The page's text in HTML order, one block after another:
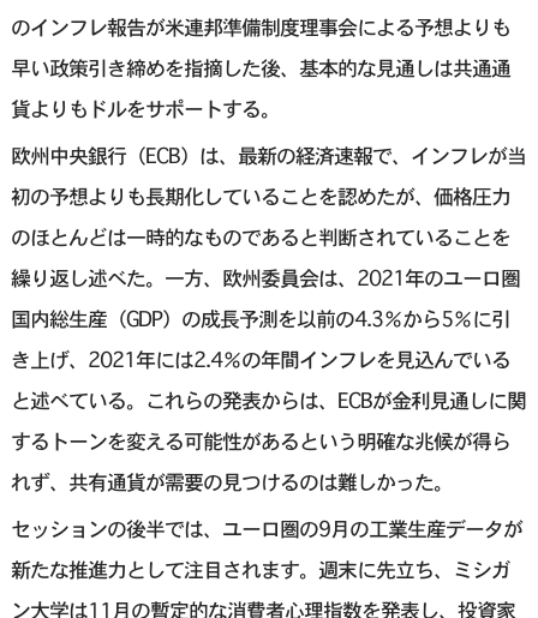
のインフレ報告が米連邦準備制度理事会による予想よりも
早い政策引き締めを指摘した後、基本的な見通しは共通通
貨よりもドルをサポートする。
欧州中央銀行（ECB）は、最新の経済速報で、インフレが当
初の予想よりも長期化していることを認めたが、価格圧力
のほとんどは一時的なものであると判断されていることを
繰り返し述べた。一方、欧州委員会は、2021年のユーロ圏
国内総生産（GDP）の成長予測を以前の4.3％から5％に引
き上げ、2021年には2.4％の年間インフレを見込んでいる
と述べている。これらの発表からは、ECBが金利見通しに関
するトーンを変える可能性があるという明確な兆候が得ら
れず、共有通貨が需要の見つけるのは難しかった。
セッションの後半では、ユーロ圏の9月の工業生産データが
新たな推進力として注目されます。週末に先立ち、ミシガ
ン大学は11月の暫定的な消費者心理指数を発表し、投資家